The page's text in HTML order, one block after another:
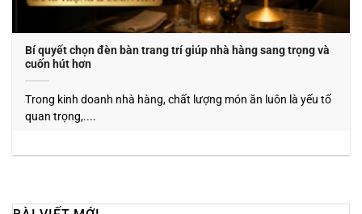
Bí quyết chọn đèn bàn trang trí giúp nhà hàng sang trọng và
cuốn hút hơn
Trong kinh doanh nhà hàng, chất lượng món ăn luôn là yếu tố
quan trọng,....